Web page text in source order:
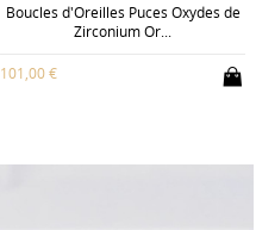
Boucles d'Oreilles Puces Oxydes de
Zirconium Or...
101,00 €